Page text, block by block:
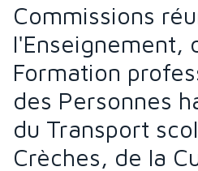
Commissions
l'Enseignement,
Formation
des Personnes
du Transport
Crèches, de la